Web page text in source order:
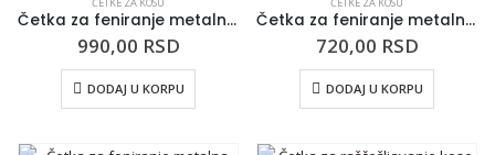
Četka za feniranje metalna sa sintetičkim iglicama 3ME Tirkizna
990,00 RSD
DODAJ U KORPU
Četka za feniranje metalna sa sintetičkim iglicama 3ME Crvena
720,00 RSD
DODAJ U KORPU